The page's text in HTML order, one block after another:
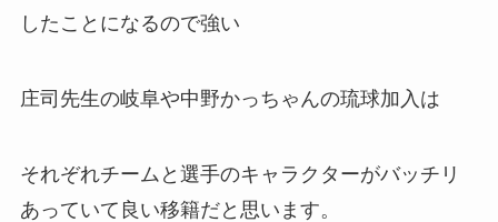
したことになるので強い
庄司先生の岐阜や中野かっちゃんの琉球加入は
それぞれチームと選手のキャラクターがバッチリ
あっていて良い移籍だと思います。